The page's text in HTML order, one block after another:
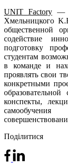
UNIT Factory —
Хмельницкого
общественной
содействие
подготовку
студентам
в команде и
проявлять свои
конкретными
конспекты,
самообучения
Поділитися